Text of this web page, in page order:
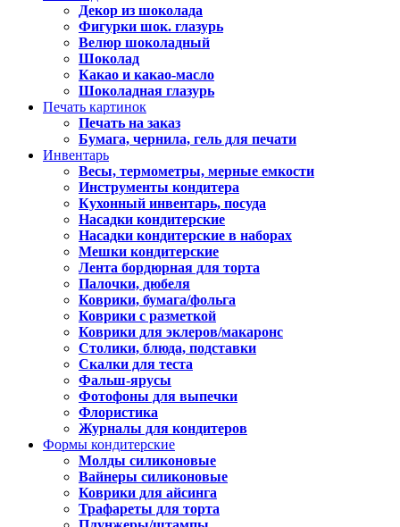
Декор из шоколада
Фигурки шок. глазурь
Велюр шоколадный
Шоколад
Какао и какао-масло
Шоколадная глазурь
Печать картинок
Печать на заказ
Бумага, чернила, гель для печати
Инвентарь
Весы, термометры, мерные емкости
Инструменты кондитера
Кухонный инвентарь, посуда
Насадки кондитерские
Насадки кондитерские в наборах
Мешки кондитерские
Лента бордюрная для торта
Палочки, дюбеля
Коврики, бумага/фольга
Коврики с разметкой
Коврики для эклеров/макаронс
Столики, блюда, подставки
Скалки для теста
Фальш-ярусы
Фотофоны для выпечки
Флористика
Журналы для кондитеров
Формы кондитерские
Молды силиконовые
Вайнеры силиконовые
Коврики для айсинга
Трафареты для торта